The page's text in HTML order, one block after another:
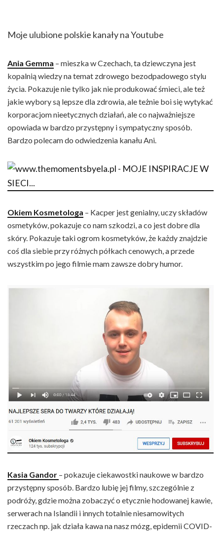
Moje ulubione polskie kanały na Youtube
Ania Gemma – mieszka w Czechach, ta dziewczyna jest
kopalnią wiedzy na temat zdrowego bezodpadowego stylu
życia. Pokazuje nie tylko jak nie produkować śmieci, ale też
jakie wybory są lepsze dla zdrowia, ale teżnie boi się wytykać
korporacjom nieetycznych działań, ale co najważniejsze
opowiada w bardzo przystępny i sympatyczny sposób.
Bardzo polecam do odwiedzenia kanału Ani.
Okiem Kosmetologa – Kacper jest genialny, uczy składów
osmetyków, pokazuje co nam szkodzi, a co jest dobre dla
skóry. Pokazuje taki ogrom kosmetyków, że każdy znajdzie
coś dla siebie przy różnych półkach cenowych, a przede
wszystkim po jego filmie mam zawsze dobry humor.
Kasia Gandor – pokazuje ciekawostki naukowe w bardzo
przystępny sposób. Bardzo lubię jej filmy, szczególnie z
podróży, gdzie można zobaczyć o etycznie hodowanej kawie,
serwerach na Islandii i innych totalnie niesamowitych
rzeczach np. jak działa kawa na nasz mózg, epidemii COVID-